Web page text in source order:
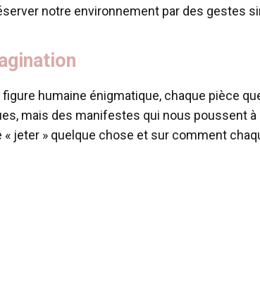
notre environnement par des gestes
humaine énigmatique, chaque pièce
mais des manifestes qui nous poussent à
jeter » quelque chose et sur comment